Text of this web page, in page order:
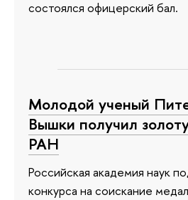
состоялся офицерский бал.
Молодой ученый
Вышки получил
РАН
Российская академия наук
конкурса на соискание